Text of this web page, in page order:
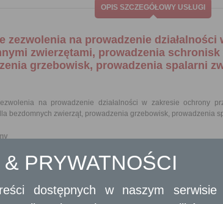
OPIS SZCZEGÓŁOWY USŁUGI
zezwolenia na prowadzenie działalności
zwierzętami, prowadzenia
grzebowisk, prowadzenia spalarni
na prowadzenie działalności w zakresie ochrony
bezdomnych zwierząt, prowadzenia grzebowisk, prowadzenia
7 ust. 3 ustawy z dnia 13 września 1996 r. o utrzymaniu
uchwały, wymagania, jakie powinien spełniać
działalności w zakresie ochrony przed bezdomnymi
zezwolenia.
PRYWATNOŚCI
dostępnych w naszym